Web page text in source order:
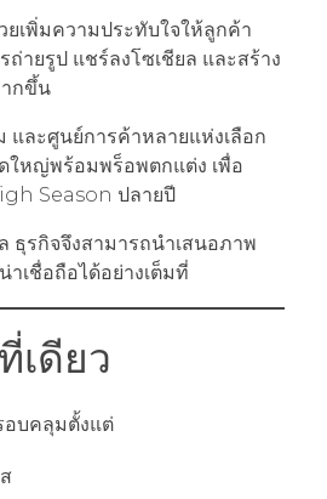
ยเพิ่มความประทับใจให้ลูกค้า
ถ่ายรูป แชร์ลงโซเชียล และสร้าง
กขึ้น
และศูนย์การค้าหลายแห่งเลือก
หญ่พร้อมพร็อพตกแต่ง เพื่อ
Season ปลายปี
ธุรกิจจึงสามารถนำเสนอภาพ
เชื่อถือได้อย่างเต็มที่
เดียว
อบคลุมตั้งแต่